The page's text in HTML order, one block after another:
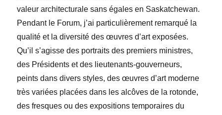
valeur architecturale sans égales en Saskatchewan.
Pendant le Forum, j’ai particulièrement remarqué la
qualité et la diversité desœuvres d’art exposées.
Qu’il s’agisse des portraits des premiers ministres,
des Présidents et des lieutenants-gouverneurs,
peints dans divers styles, desœuvres d’art moderne
très variées placées dans les alcôves de la rotonde,
des fresques ou des expositions temporaires du